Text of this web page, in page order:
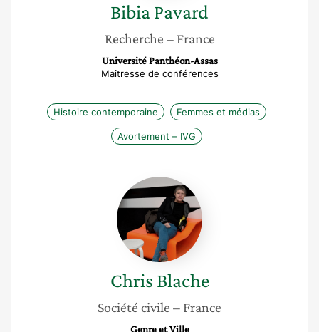
BibiaPavard
Recherche – France
Université Panthéon-Assas
Maîtresse de conférences
Histoire contemporaine Femmes et médias
Avortement – IVG
Chris
Blache
Chris Blache
Société civile – France
Genre et Ville